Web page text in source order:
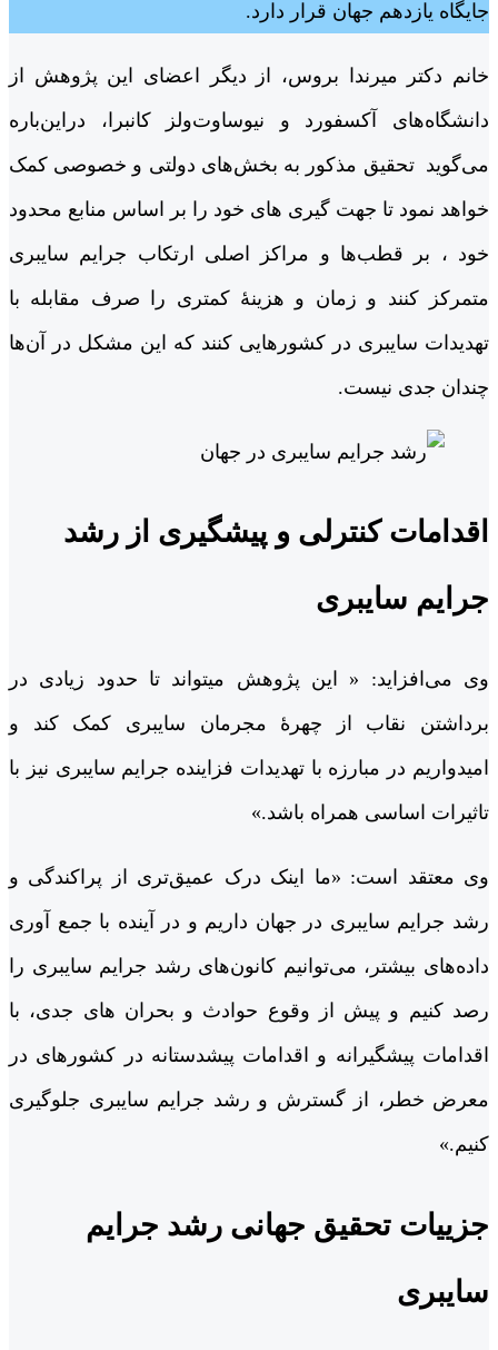
جایگاه یازدهم جهان قرار دارد.
خانم دکتر میرندا بروس، از دیگر اعضای این پژوهش از
دانشگاه‌های آکسفورد و نیوساوت‌ولز کانبرا، دراین‌باره
می‌گوید تحقیق مذکور به بخش‌های دولتی و خصوصی کمک
خواهد نمود تا جهت گیری های خود را بر اساس منابع محدود
خود ، بر قطب‌ها و مراکز اصلی ارتکاب جرایم سایبری
متمرکز کنند و زمان و هزینۀ کمتری را صرف مقابله با
تهدیدات سایبری در کشورهایی کنند که این مشکل در آن‌ها
چندان جدی نیست.
اقدامات کنترلی و پیشگیری از رشد
جرایم سایبری
وی می‌افزاید: « این پژوهش میتواند تا حدود زیادی در
برداشتن نقاب از چهرۀ مجرمان سایبری کمک کند و
امیدواریم در مبارزه با تهدیدات فزاینده جرایم سایبری نیز با
تاثیرات اساسی همراه باشد.»
وی معتقد است: «ما اینک درک عمیق‌تری از پراکندگی و
رشد جرایم سایبری در جهان داریم و در آینده با جمع آوری
داده‌های بیشتر، می‌توانیم کانون‌های رشد جرایم سایبری را
رصد کنیم و پیش از وقوع حوادث و بحران های جدی، با
اقدامات پیشگیرانه و اقدامات پیشدستانه در کشورهای در
معرض خطر، از گسترش و رشد جرایم سایبری جلوگیری
کنیم.»
جزییات تحقیق جهانی رشد جرایم
سایبری